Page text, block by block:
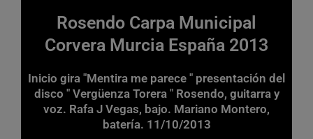
Rosendo Carpa Municipal
Corvera Murcia España 2013
Inicio gira "Mentira me parece " presentación del
disco " Vergüenza Torera " Rosendo, guitarra y
voz. Rafa J Vegas, bajo. Mariano Montero,
batería. 11/10/2013